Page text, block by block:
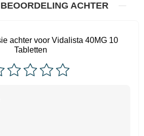
ACHTER
achter voor Vidalista 40MG 10
Tabletten